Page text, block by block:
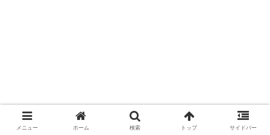
メニュー ホーム 検索 トップ サイドバー